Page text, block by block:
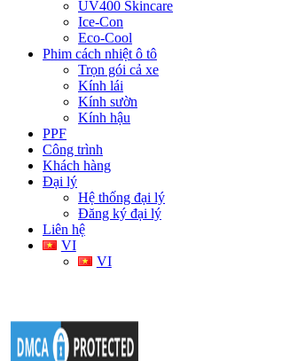
UV400 Skincare
Ice-Con
Eco-Cool
Phim cách nhiệt ô tô
Trọn gói cả xe
Kính lái
Kính sườn
Kính hậu
PPF
Công trình
Khách hàng
Đại lý
Hệ thống đại lý
Đăng ký đại lý
Liên hệ
VI
VI